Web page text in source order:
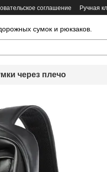
соглашение Ручная
сумок и рюкзаков.
через плечо